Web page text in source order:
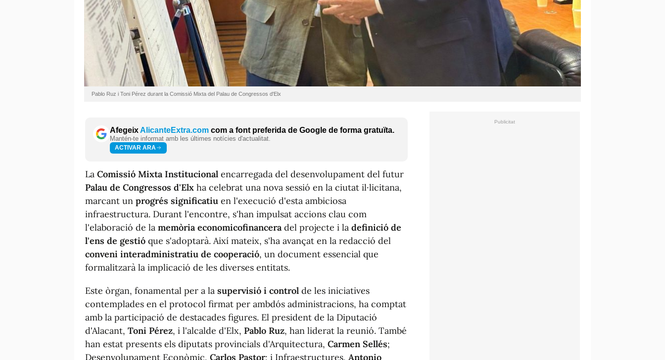
Pablo Ruz i Toni Pérez durant la Comissió Mixta del Palau de Congressos d'Elx
AfegeixAlicanteExtra.com com a font preferida de Google de forma gratuïta.
Mantén-te informat amb les últimes notícies d'actualitat.
ACTIVAR ARA
La Comissió Mixta Institucional encarregada del desenvolupament del futur
Palau de Congressos d'Elx ha celebrat una nova sessió en la ciutat il·licitana,
marcant un progrés significatiu en l'execució d'esta ambiciosa
infraestructura. Durant l'encontre, s'han impulsat accions clau com
l'elaboració de la memòria economicofinancera del projecte i la definició de
l'ens de gestió que s'adoptarà. Així mateix, s'ha avançat en la redacció del
conveni interadministratiu de cooperació, un document essencial que
formalitzarà la implicació de les diverses entitats.
Este òrgan, fonamental per a la supervisió i control de les iniciatives
contemplades en el protocol firmat per ambdós administracions, ha comptat
amb la participació de destacades figures. El president de la Diputació
d'Alacant, Toni Pérez, i l'alcalde d'Elx, Pablo Ruz, han liderat la reunió. També
han estat presents els diputats provincials d'Arquitectura, Carmen Sellés;
Desenvolupament Econòmic, Carlos Pastor; i Infraestructures, Antonio